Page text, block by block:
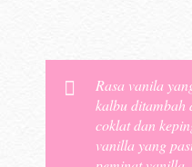
Rasa vanila
kalbu ditambah
coklat dan
vanilla yang